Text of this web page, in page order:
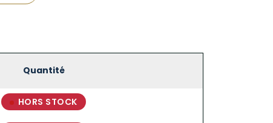
Quantité
HORS STOCK